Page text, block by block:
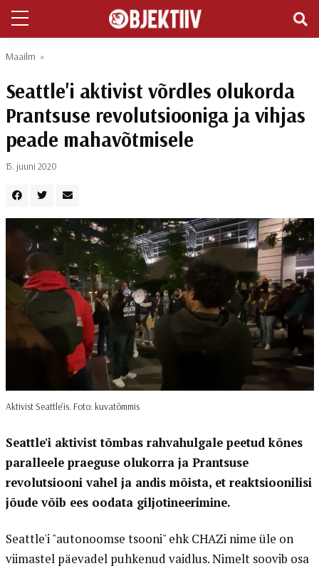
Maailm »
Seattle'i aktivist võrdles olukorda
Prantsuse revolutsiooniga ja vihjas
peade mahavõtmisele
15. juuni 2020
Aktivist Seattle'is. Foto: kuvatõmmis
Seattle'i aktivist tõmbas rahvahulgale peetud kõnes
paralleele praeguse olukorra ja Prantsuse
revolutsiooni vahel ja andis mõista, et reaktsioonilisi
jõude võib ees oodata giljotineerimine.
Seattle'i "autonoomse tsooni" ehk CHAZi nime üle on
viimastel päevadel puhkenud vaidlus. Nimelt soovib osa